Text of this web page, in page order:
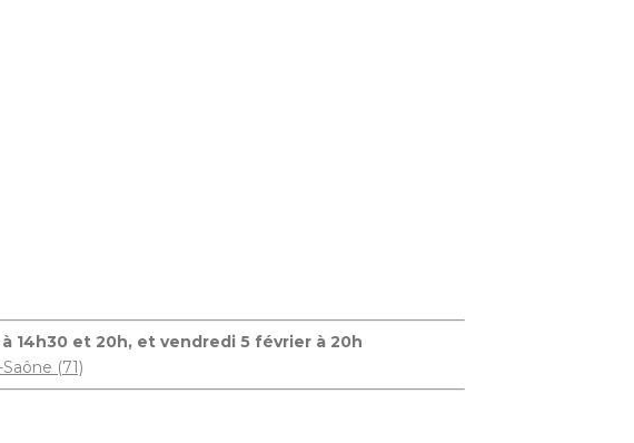
14h30 et 20h, et vendredi 5 février à 20h
(71)